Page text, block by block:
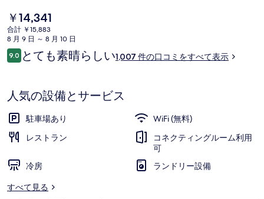
重
洲
中
央
の
写
真
ギ
ャ
現
在
の
料
金
で
す
￥14,341
合計 ￥15,883
8 月 9 日 ～ 8 月 10 日
口
コ
9.010段階中9.0
とても素晴らしい1,007 件の口コミをすべて表示
人気の設備とサービス
駐車場あり
WiFi (無料)
レストラン
コネクティングルーム利用
可
冷房
ランドリー設備
すべて見る